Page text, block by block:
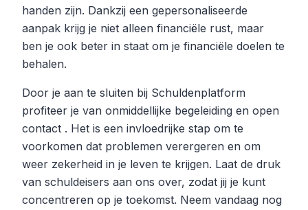
handen zijn. Dankzij een gepersonaliseerde
aanpak krijg je niet alleen financiële rust, maar
ben je ook beter in staat om je financiële doelen te
behalen.
Door je aan te sluiten bij Schuldenplatform
profiteer je van onmiddellijke begeleiding en open
contact . Het is een invloedrijke stap om te
voorkomen dat problemen verergeren en om
weer zekerheid in je leven te krijgen. Laat de druk
van schuldeisers aan ons over, zodat jij je kunt
concentreren op je toekomst. Neem vandaag nog